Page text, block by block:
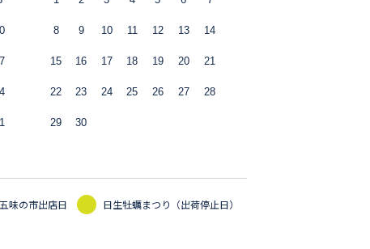
8 9 10 11 12 13 14
15 16 17 18 19 20 21
22 23 24 25 26 27 28
29 30
五味の市出店日 日生牡蠣まつり（出荷停止日）